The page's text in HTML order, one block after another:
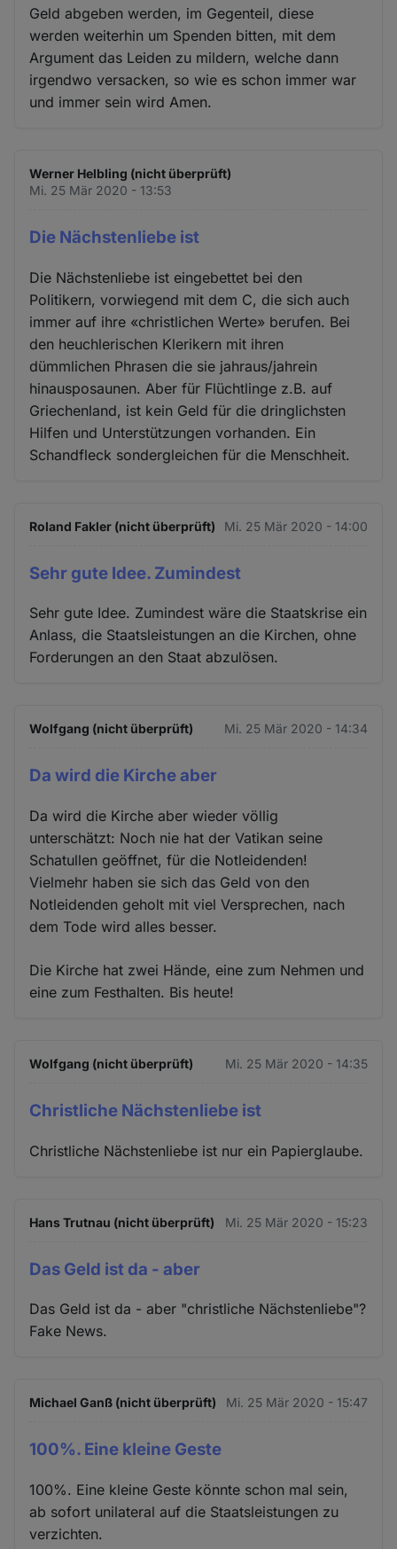
Geld abgeben werden, im Gegenteil, diese
werden weiterhin um Spenden bitten, mit dem
Argument das Leiden zu mildern, welche dann
irgendwo versacken, so wie es schon immer war
und immer sein wird Amen.
Werner Helbling (nicht überprüft)
Mi. 25 Mär 2020 - 13:53
Die Nächstenliebe ist
Die Nächstenliebe ist eingebettet bei den
Politikern, vorwiegend mit dem C, die sich auch
immer auf ihre «christlichen Werte» berufen. Bei
den heuchlerischen Klerikern mit ihren
dümmlichen Phrasen die sie jahraus/jahrein
hinausposaunen. Aber für Flüchtlinge z.B. auf
Griechenland, ist kein Geld für die dringlichsten
Hilfen und Unterstützungen vorhanden. Ein
Schandfleck sondergleichen für die Menschheit.
Roland Fakler (nicht überprüft) Mi. 25 Mär 2020 - 14:00
Sehr gute Idee. Zumindest
Sehr gute Idee. Zumindest wäre die Staatskrise ein
Anlass, die Staatsleistungen an die Kirchen, ohne
Forderungen an den Staat abzulösen.
Wolfgang (nicht überprüft) Mi. 25 Mär 2020 - 14:34
Da wird die Kirche aber
Da wird die Kirche aber wieder völlig
unterschätzt: Noch nie hat der Vatikan seine
Schatullen geöffnet, für die Notleidenden!
Vielmehr haben sie sich das Geld von den
Notleidenden geholt mit viel Versprechen, nach
dem Tode wird alles besser.
Die Kirche hat zwei Hände, eine zum Nehmen und
eine zum Festhalten. Bis heute!
Wolfgang (nicht überprüft) Mi. 25 Mär 2020 - 14:35
Christliche Nächstenliebe ist
Christliche Nächstenliebe ist nur ein Papierglaube.
Hans Trutnau (nicht überprüft) Mi. 25 Mär 2020 - 15:23
Das Geld ist da - aber
Das Geld ist da - aber "christliche Nächstenliebe"?
Fake News.
Michael Ganß (nicht überprüft) Mi. 25 Mär 2020 - 15:47
100%. Eine kleine Geste
100%. Eine kleine Geste könnte schon mal sein,
ab sofort unilateral auf die Staatsleistungen zu
verzichten.